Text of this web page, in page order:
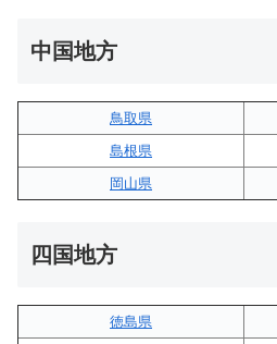
中国地方
鳥取県
島根県
岡山県
四国地方
徳島県